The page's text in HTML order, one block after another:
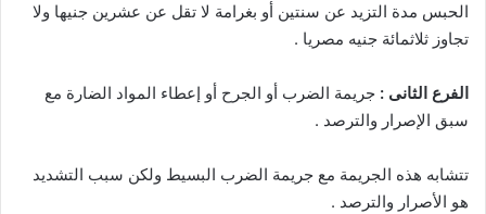
الحبس مدة التزيد عن سنتين أو بغرامة لا تقل عن عشرين جنيها ولا
تجاوز ثلاثمائة جنيه مصريا .
الفرع الثانى : جريمة الضرب أو الجرح أو إعطاء المواد الضارة مع
سبق الإصرار والترصد .
تتشابه هذه الجريمة مع جريمة الضرب البسيط ولكن سبب التشديد
هو الأصرار والترصد .